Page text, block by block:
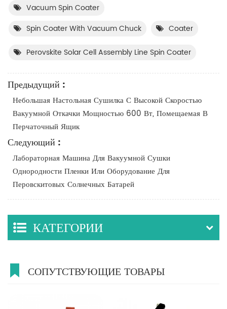
Vacuum Spin Coater
Spin Coater With Vacuum Chuck
Coater
Perovskite Solar Cell Assembly Line Spin Coater
Предыдущий :
Небольшая Настольная Сушилка С Высокой Скоростью
Вакуумной Откачки Мощностью 600 Вт, Помещаемая В
Перчаточный Ящик
Следующий :
Лабораторная Машина Для Вакуумной Сушки
Однородности Пленки Или Оборудование Для
Перовскитовых Солнечных Батарей
КАТЕГОРИИ
СОПУТСТВУЮЩИЕ ТОВАРЫ